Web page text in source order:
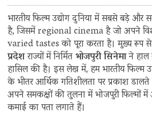
भारतीय फिल्म उद्योग दुनिया में सबसे बड़े
है, जिसमें regional cinema है जो अपने
varied tastes को पूरा करता है। मुख्य रूप से
प्रदेशराज्यों में निर्मितभोजपुरी सिनेमाने हाल
हासिल की है। इस लेख में, हम भारतीय फिल्म
के भीतर आर्थिक गतिशीलता पर प्रकाश डालते
अपने समकक्षों की तुलना में भोजपुरी
कमाई का पता लगाते हैं।